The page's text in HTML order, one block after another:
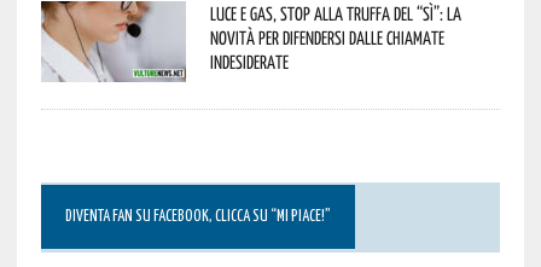
Luce e gas, stop alla truffa del “Sì”: la
novità per difendersi dalle chiamate
indesiderate
DIVENTA FAN SU FACEBOOK, CLICCA SU “MI PIACE!”